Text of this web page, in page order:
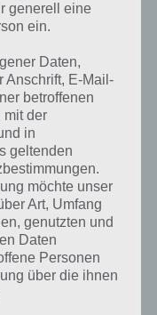
indem du in der App
hast du hier stets
nicht mehr?
haben, nicht mehr
von 94 Prozent fehlt,
in den Kommentaren
auf die
App geben. Da die
generell eine
ein.
Daten,
Anschrift, E-Mail-
betroffenen
mit der
in
geltenden
möchte unser
Art, Umfang
genutzten und
Daten
Personen
über die ihnen